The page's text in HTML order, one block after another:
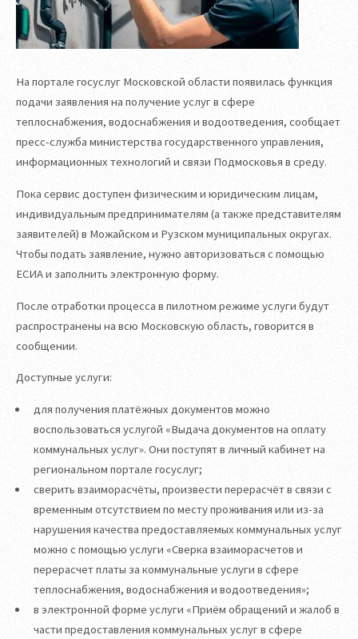
На портале госуслуг Московской области появилась функция
подачи заявления на получение услуг в сфере
теплоснабжения, водоснабжения и водоотведения, сообщает
пресс-служба министерства государственного управления,
информационных технологий и связи Подмосковья в среду.
Пока сервис доступен физическим и юридическим лицам,
индивидуальным предпринимателям (а также представителям
заявителей) в Можайском и Рузском муниципальных округах.
Чтобы подать заявление, нужно авторизоваться с помощью
ЕСИА и заполнить электронную форму.
После отработки процесса в пилотном режиме услуги будут
распространены на всю Московскую область, говорится в
сообщении.
Доступные услуги:
для получения платёжных документов можно
воспользоваться услугой «Выдача документов на оплату
коммунальных услуг». Они поступят в личный кабинет на
региональном портале госуслуг;
сверить взаиморасчёты, произвести перерасчёт в связи с
временным отсутствием по месту проживания или из-за
нарушения качества предоставляемых коммунальных услуг
можно с помощью услуги «Сверка взаиморасчетов и
перерасчет платы за коммунальные услуги в сфере
теплоснабжения, водоснабжения и водоотведения»;
в электронной форме услуги «Приём обращений и жалоб в
части предоставления коммунальных услуг в сфере